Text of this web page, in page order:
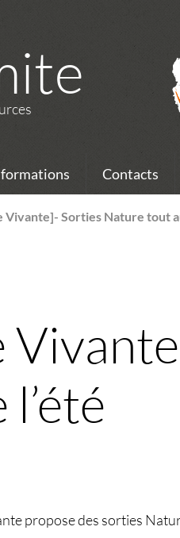
Contacts
Vivante]- Sorties Nature tout
propose des sorties